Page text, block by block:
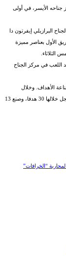
جناحه الأيسر، في أولى
البرازيلي إيفرتون دا
الأول بعناصر مميزة
الثلاثاء.
28 عاما، حيث ولد في 28 ديسمبر 1996، ويجيد اللعب في مركز الجناح
الأهداف. وخلال
مشواره مع فريقه السابق، شارك في 70 مباراة بمختلف البطولات، سجل خلالها 30 هدفا، وصنع 13
“الخرافات”